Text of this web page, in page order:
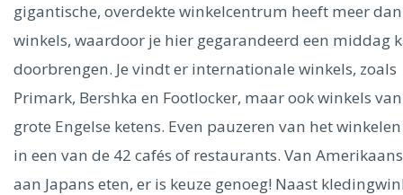
Ålesund
Singapore
Mechelen
Dublin
Hong Kong München Wenen Budapest
Madrid
Vancouver
gigantische, overdekte winkelcentrum heeft meer
winkels, waardoor je hier gegarandeerd een middag
doorbrengen. Je vindt er internationale winkels, zoals
Primark, Bershka en Footlocker, maar ook winkels van
grote Engelse ketens. Even pauzeren van het
in een van de 42 cafés of restaurants. Van
aan Japans eten, er is keuze genoeg! Naast